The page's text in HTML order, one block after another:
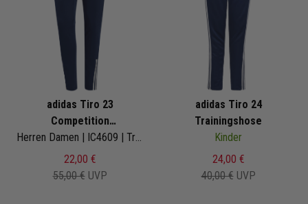
adidas Tiro 23
Competition
Trainingshose
Herren Damen | IC4609 | Training Pant
22,00 €
55,00 € UVP
adidas Tiro 24
Trainingshose
Kinder
24,00 €
40,00 € UVP